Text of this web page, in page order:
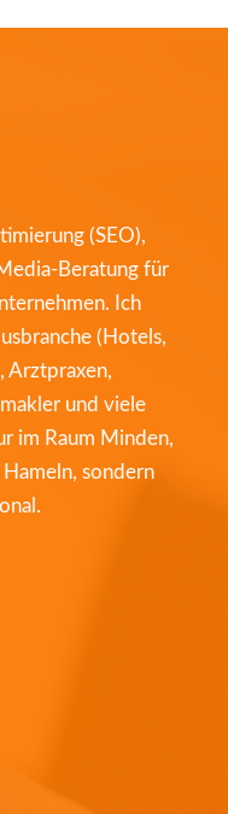
(SEO),
Beratung für
Ich
(Hotels,
Arztpraxen,
und viele
im Raum Minden,
sondern